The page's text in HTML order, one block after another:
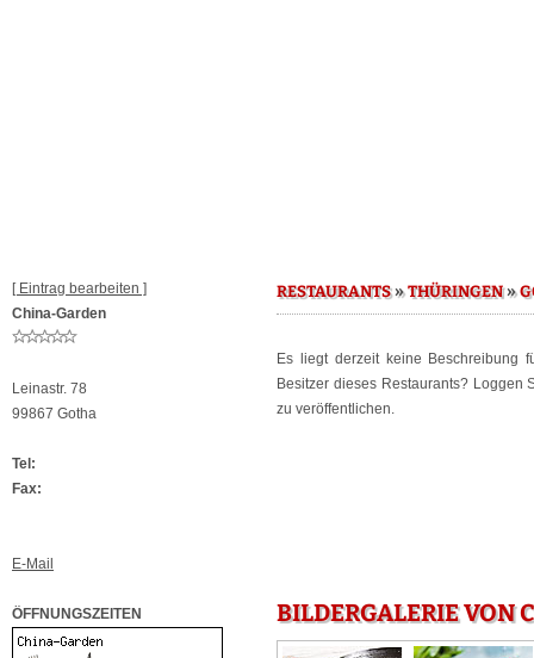
[ Eintrag bearbeiten ]
China-Garden
Leinastr. 78
99867 Gotha
Tel:
Fax:
E-Mail
ÖFFNUNGSZEITEN
RESTAURANTS»THÜRINGEN»
Es liegt derzeit keine Beschreibung
Besitzer dieses Restaurants? Loggen
zu veröffentlichen.
BILDERGALERIE VON